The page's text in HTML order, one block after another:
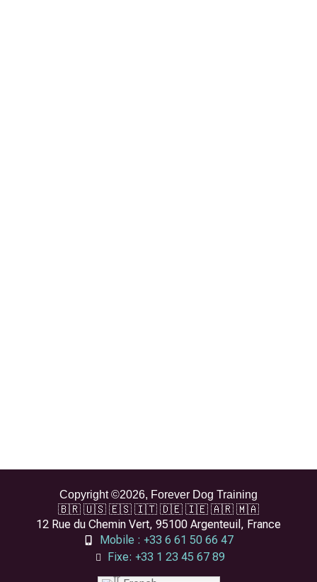
Copyright ©2026, Forever Dog Training
🇧🇷 🇺🇸 🇪🇸 🇮🇹 🇩🇪 🇮🇪 🇦🇷 🇲🇦
12 Rue du Chemin Vert, 95100 Argenteuil, France
Mobile : +33 6 61 50 66 47
Fixe: +33 1 23 45 67 89